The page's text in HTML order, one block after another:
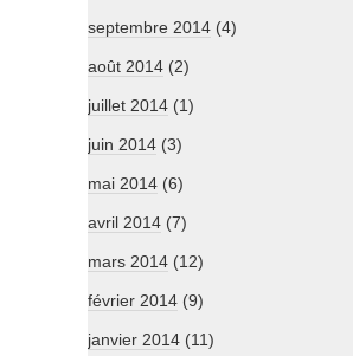
septembre 2014 (4)
août 2014 (2)
juillet 2014 (1)
juin 2014 (3)
mai 2014 (6)
avril 2014 (7)
mars 2014 (12)
février 2014 (9)
janvier 2014 (11)